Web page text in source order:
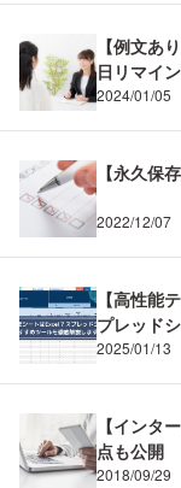
【例文あ
日リマイ
2024/01/05
【永久保
2022/12/07
【高性能
プレッド
2025/01/13
【インタ
点も公開
2018/09/29